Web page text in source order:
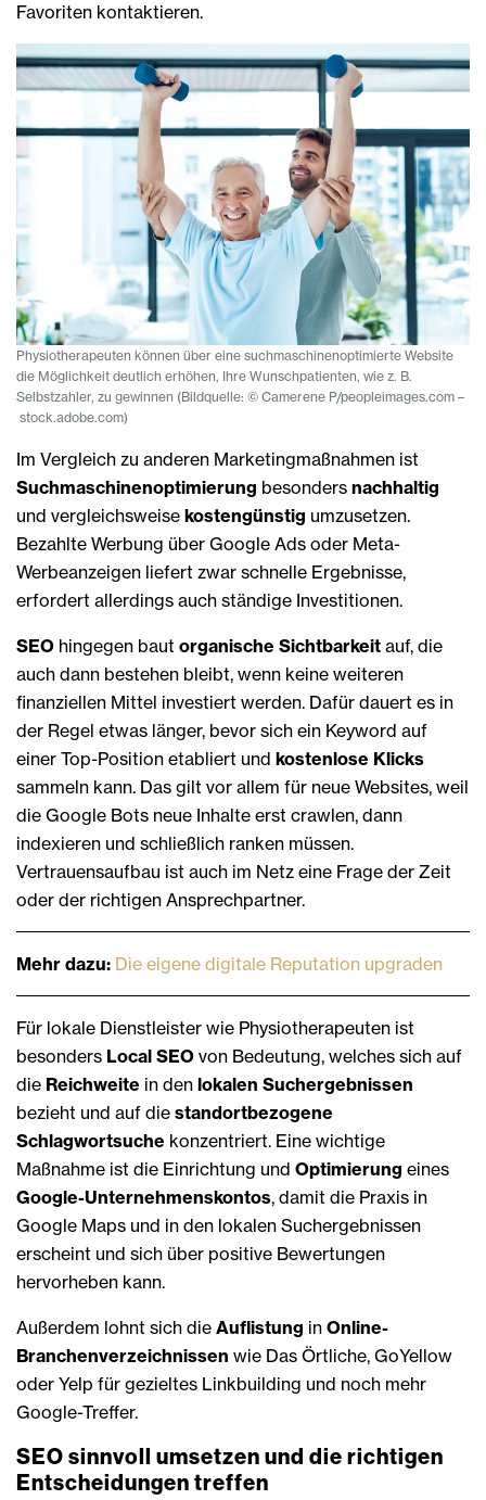
Favoriten kontaktieren.
Physiotherapeuten können über eine suchmaschinenoptimierte Website
die Möglichkeit deutlich erhöhen, Ihre Wunschpatienten, wie z. B.
Selbstzahler, zu gewinnen (Bildquelle: © Camerene P/peopleimages.com –
stock.adobe.com)
Im Vergleich zu anderen Marketingmaßnahmen ist
Suchmaschinenoptimierung besonders nachhaltig
und vergleichsweise kostengünstig umzusetzen.
Bezahlte Werbung über Google Ads oder Meta-
Werbeanzeigen liefert zwar schnelle Ergebnisse,
erfordert allerdings auch ständige Investitionen.
SEO hingegen baut organische Sichtbarkeit auf, die
auch dann bestehen bleibt, wenn keine weiteren
finanziellen Mittel investiert werden. Dafür dauert es in
der Regel etwas länger, bevor sich ein Keyword auf
einer Top-Position etabliert und kostenlose Klicks
sammeln kann. Das gilt vor allem für neue Websites, weil
die Google Bots neue Inhalte erst crawlen, dann
indexieren und schließlich ranken müssen.
Vertrauensaufbau ist auch im Netz eine Frage der Zeit
oder der richtigen Ansprechpartner.
Mehr dazu: Die eigene digitale Reputation upgraden
Für lokale Dienstleister wie Physiotherapeuten ist
besonders Local SEO von Bedeutung, welches sich auf
die Reichweite in den lokalen Suchergebnissen
bezieht und auf die standortbezogene
Schlagwortsuche konzentriert. Eine wichtige
Maßnahme ist die Einrichtung und Optimierung eines
Google-Unternehmenskontos, damit die Praxis in
Google Maps und in den lokalen Suchergebnissen
erscheint und sich über positive Bewertungen
hervorheben kann.
Außerdem lohnt sich die Auflistung in Online-
Branchenverzeichnissen wie Das Örtliche, GoYellow
oder Yelp für gezieltes Linkbuilding und noch mehr
Google-Treffer.
SEO sinnvoll umsetzen und die richtigen
Entscheidungen treffen